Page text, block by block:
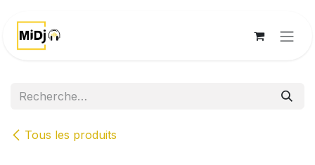
Tous les produits